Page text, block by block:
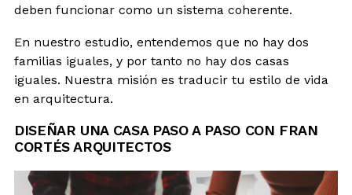
deben funcionar como un sistema coherente.
En nuestro estudio, entendemos que no hay dos
familias iguales, y por tanto no hay dos casas
iguales. Nuestra misión es traducir tu estilo de vida
en arquitectura.
DISEÑAR UNA CASA PASO A PASO CON FRAN
CORTÉS ARQUITECTOS